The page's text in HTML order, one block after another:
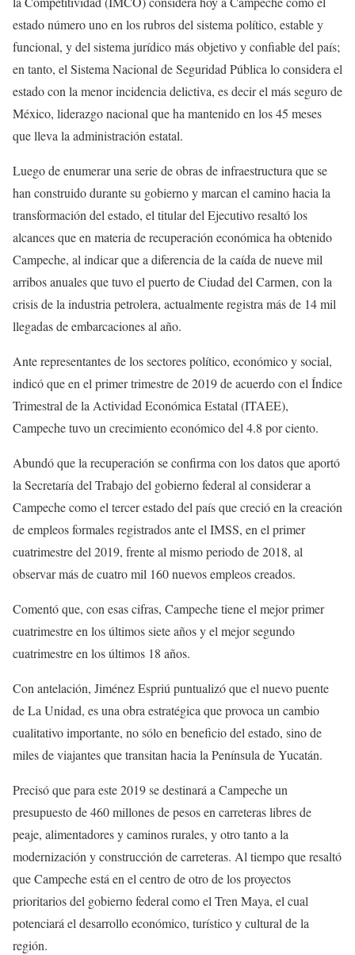
estado número uno en los rubros del sistema político, estable y
funcional, y del sistema jurídico más objetivo y confiable del país;
en tanto, el Sistema Nacional de Seguridad Pública lo considera el
estado con la menor incidencia delictiva, es decir el más seguro de
México, liderazgo nacional que ha mantenido en los 45 meses
que lleva la administración estatal.
Luego de enumerar una serie de obras de infraestructura que se
han construido durante su gobierno y marcan el camino hacia la
transformación del estado, el titular del Ejecutivo resaltó los
alcances que en materia de recuperación económica ha obtenido
Campeche, al indicar que a diferencia de la caída de nueve mil
arribos anuales que tuvo el puerto de Ciudad del Carmen, con la
crisis de la industria petrolera, actualmente registra más de 14 mil
llegadas de embarcaciones al año.
Ante representantes de los sectores político, económico y social,
indicó que en el primer trimestre de 2019 de acuerdo con el Índice
Trimestral de la Actividad Económica Estatal (ITAEE),
Campeche tuvo un crecimiento económico del 4.8 por ciento.
Abundó que la recuperación se confirma con los datos que aportó
la Secretaría del Trabajo del gobierno federal al considerar a
Campeche como el tercer estado del país que creció en la creación
de empleos formales registrados ante el IMSS, en el primer
cuatrimestre del 2019, frente al mismo periodo de 2018, al
observar más de cuatro mil 160 nuevos empleos creados.
Comentó que, con esas cifras, Campeche tiene el mejor primer
cuatrimestre en los últimos siete años y el mejor segundo
cuatrimestre en los últimos 18 años.
Con antelación, Jiménez Espriú puntualizó que el nuevo puente
de La Unidad, es una obra estratégica que provoca un cambio
cualitativo importante, no sólo en beneficio del estado, sino de
miles de viajantes que transitan hacia la Península de Yucatán.
Precisó que para este 2019 se destinará a Campeche un
presupuesto de 460 millones de pesos en carreteras libres de
peaje, alimentadores y caminos rurales, y otro tanto a la
modernización y construcción de carreteras. Al tiempo que resaltó
que Campeche está en el centro de otro de los proyectos
prioritarios del gobierno federal como el Tren Maya, el cual
potenciará el desarrollo económico, turístico y cultural de la
región.